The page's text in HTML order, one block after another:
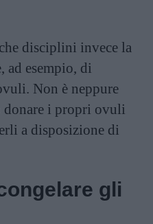
disciplini invece la
ad esempio, di
Non è neppure
donare i propri ovuli
a disposizione di
gli